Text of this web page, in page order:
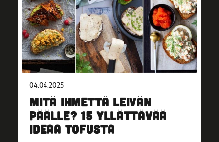
04.04.2025
MITÄ IHMETTÄ LEIVÄN
PÄÄLLE? 15 YLLÄTTÄVÄÄ
IDEAA TOFUSTA